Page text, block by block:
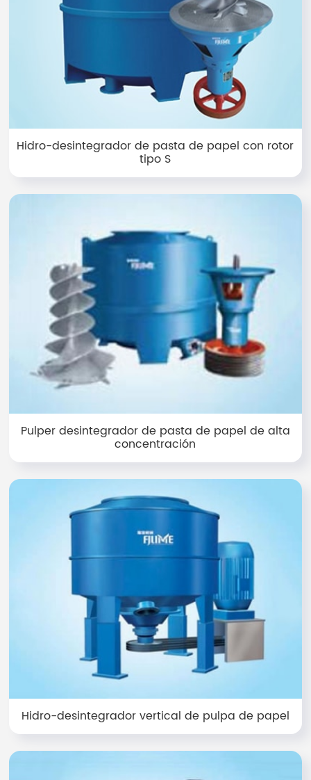
Hidro-desintegrador de pasta de papel con rotor
tipo S
Pulper desintegrador de pasta de papel de alta
concentración
Hidro-desintegrador vertical de pulpa de papel